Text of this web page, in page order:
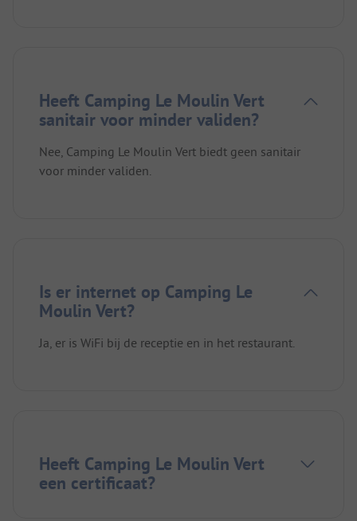
Heeft Camping Le Moulin Vert
sanitair voor minder validen?
Nee, Camping Le Moulin Vert biedt geen sanitair
voor minder validen.
Is er internet op Camping Le
Moulin Vert?
Ja, er is WiFi bij de receptie en in het restaurant.
Heeft Camping Le Moulin Vert
een certificaat?